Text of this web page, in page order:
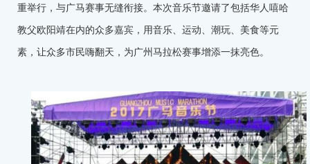
重举行，与广马赛事无缝衔接。本次音乐节邀请了包括华人嘻哈
教父欧阳靖在内的众多嘉宾，用音乐、运动、潮玩、美食等元
素，让众多市民嗨翻天，为广州马拉松赛事增添一抹亮色。